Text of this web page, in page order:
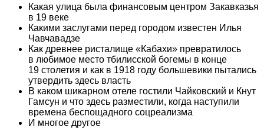
Какая улица была финансовым центром Закавказья
в 19 веке
Какими заслугами перед городом известен Илья
Чавчавадзе
Как древнее ристалище «Кабахи» превратилось
в любимое место тбилисской богемы в конце
19 столетия и как в 1918 году большевики пытались
утвердить здесь власть
В каком шикарном отеле гостили Чайковский и Кнут
Гамсун и что здесь разместили, когда наступили
времена беспощадного соцреализма
И многое другое